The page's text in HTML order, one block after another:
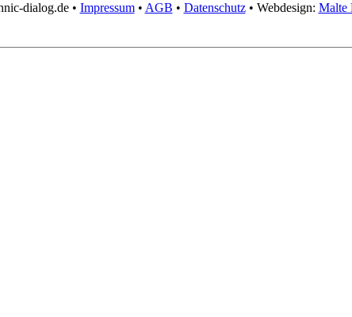
dialog.de • Impressum• AGB • Datenschutz• Webdesign: Malte